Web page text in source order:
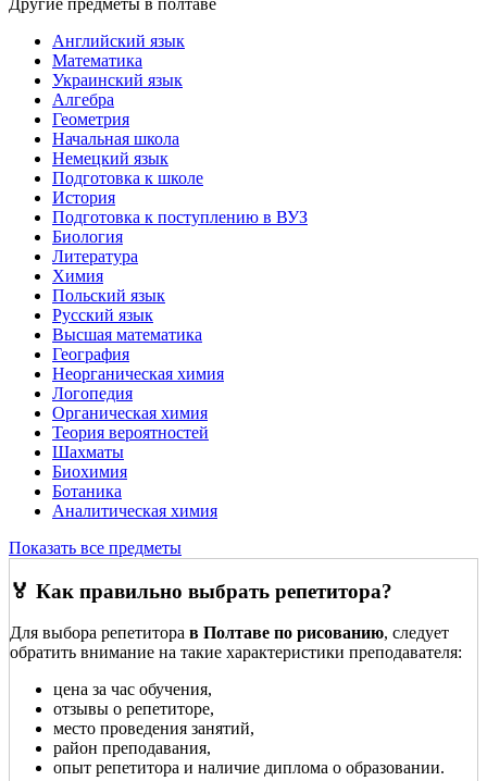
Английский язык
Математика
Украинский язык
Алгебра
Геометрия
Начальная школа
Немецкий язык
Подготовка к школе
История
Подготовка к поступлению в ВУЗ
Биология
Литература
Химия
Польский язык
Русский язык
Высшая математика
География
Неорганическая химия
Логопедия
Органическая химия
Теория вероятностей
Шахматы
Биохимия
Ботаника
Аналитическая химия
Показать все предметы
🏅 Как правильно выбрать репетитора?
Для выбора репетитора в Полтаве по рисованию, следует
обратить внимание на такие характеристики преподавателя:
цена за час обучения,
отзывы о репетиторе,
место проведения занятий,
район преподавания,
опыт репетитора и наличие диплома о образовании.